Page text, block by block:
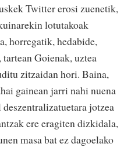
Twitter erosi zuenetik,
lotutakoak
horregatik, hedabide,
Goienak, uztea
zitzaidan hori. Baina,
gainean jarri nahi nuena
jotzea
ere eragiten dizkidala,
masa bat ez dagoelako